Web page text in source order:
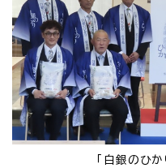
「白銀のひか